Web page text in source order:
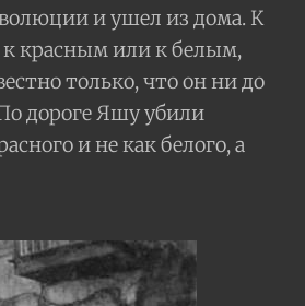
и ушел из дома. К
красным или к белым,
только, что он ни до
дороге Яшу убили
и не как белого, а